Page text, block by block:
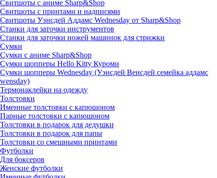
Свитшоты с аниме Sharp&Shop
Свитшоты с принтами и надписями
Свитшоты Уэнсдей Аддамс Wednesday от Sharp&Shop
Станки для заточки инструментов
Станки для заточки ножей машинок для стрижки
Сумки
Сумки с аниме Sharp&Shop
Сумки шопперы Hello Kitty Куроми
Сумки шопперы Wednesday (Уэнсдей Венсдей семейка аддамс
wensday)
Термонаклейки на одежду
Толстовки
Именные толстовки с капюшоном
Парные толстовки с капюшоном
Толстовки в подарок для дедушки
Толстовки в подарок для папы
Толстовки со смешными принтами
Футболки
Для боксеров
Женские футболки